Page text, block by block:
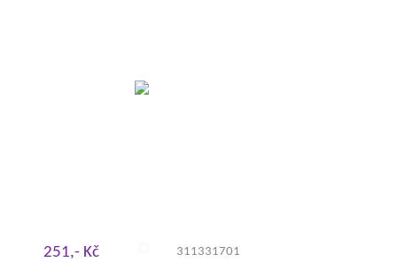
251,- Kč 311331701